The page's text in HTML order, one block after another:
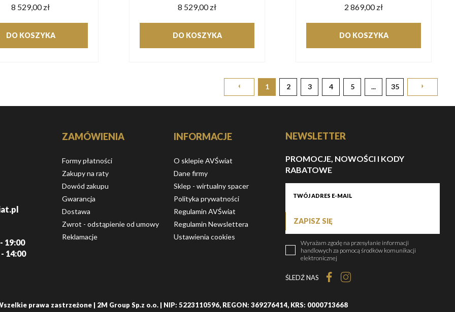
8 529,00 zł
DO KOSZYKA
8 529,00 zł
DO KOSZYKA
2 869,00 zł
DO KOSZYKA
1 2 3 4 5 ... 35
19:00
14:00
ZAMÓWIENIA
Formy płatności
Zakupy na raty
Dowód zakupu
Gwarancja
Dostawa
Zwrot - odstąpienie od umowy
Reklamacje
INFORMACJE
O sklepie AVŚwiat
Dane firmy
Sklep - wirtualny spacer
Polityka prywatności
Regulamin AVŚwiat
Regulamin Newslettera
Ustawienia cookies
NEWSLETTER
PROMOCJE, NOWOŚCI I KODY
RABATOWE
ZAPISZ SIĘ
Wyrażam zgodę na przesyłanie informacji
handlowych za pomocą środków komunikacji
elektronicznej
ŚLEDŹ NAS
prawa zastrzeżone | 2M Group Sp.z o.o. | NIP: 5223110596, REGON: 369276414, KRS: 0000713668